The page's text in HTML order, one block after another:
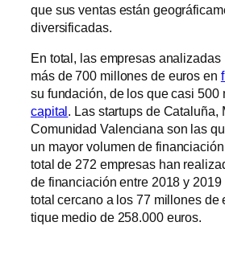
que sus ventas están
diversificadas.
En total, las empresas
más de 700 millones de euros en
su fundación, de los que casi 500
capital. Las startups de Cataluña,
Comunidad Valenciana son las
un mayor volumen de
total de 272 empresas han
de financiación entre 2018 y 2019
total cercano a los 77 millones de
tique medio de 258.000 euros.